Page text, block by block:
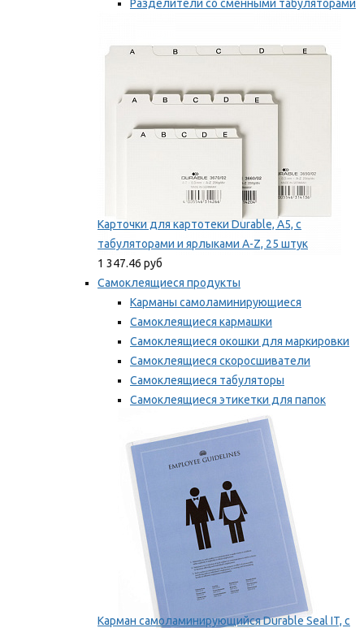
Разделители со сменными табуляторами
Карточки для картотеки Durable, A5, с
табуляторами и ярлыками A-Z, 25 штук
1 347.46 руб
Самоклеящиеся продукты
Карманы самоламинирующиеся
Самоклеящиеся кармашки
Самоклеящиеся окошки для маркировки
Самоклеящиеся скоросшиватели
Самоклеящиеся табуляторы
Самоклеящиеся этикетки для папок
Таблички для маркировки
Мы рекомендуем
Карман самоламинирующийся Durable Seal IT, с